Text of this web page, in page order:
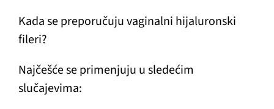
Kada se preporučuju vaginalni hijaluronski
fileri?
Najčešće se primenjuju u sledećim
slučajevima: